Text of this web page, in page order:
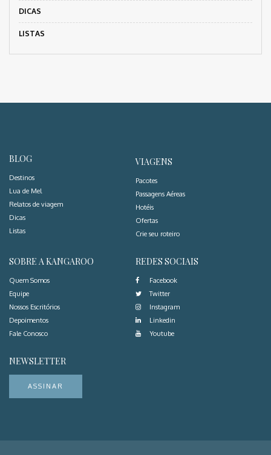
DICAS
LISTAS
BLOG
Destinos
Lua de Mel
Relatos de viagem
Dicas
Listas
VIAGENS
Pacotes
Passagens Aéreas
Hotéis
Ofertas
Crie seu roteiro
SOBRE A KANGAROO
Quem Somos
Equipe
Nossos Escritórios
Depoimentos
Fale Conosco
REDES SOCIAIS
Facebook
Twitter
Instagram
Linkedin
Youtube
NEWSLETTER
ASSINAR